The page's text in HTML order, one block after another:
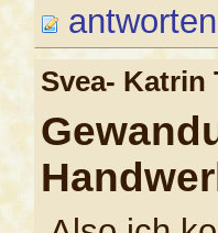
antworten
Svea-